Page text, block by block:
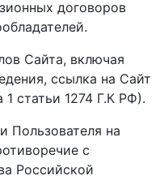
договоров
Сайта, включая
ссылка на Сайт
1 статьи 1274 Г.К РФ).
Пользователя на
с
Российской